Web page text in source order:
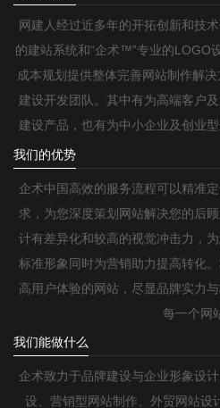
网建人经过近多年的开拓创新和技
的建站系统和“企术™”专业的LOGO
成本规划提供整体完善网站制作解
建设开发团队。其中有为高端客户
建设产品，也有为中小企业及创业
我们的优势
企术中国高效的服务流程可以精准
求，为您深度策划网站解决您的后
计有差异化和较高的视觉冲击力，
标准形象同时为营销助力提高转化
高用户体验的网站，尽显品牌实力
每一个网
我们能做什么
企术致力于品牌建设与企业形象设
设、营销型网站制作、外贸网站设